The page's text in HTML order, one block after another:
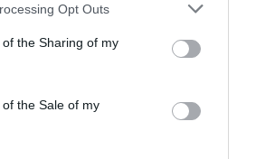
Opt Outs
the Sharing of my
the Sale of my